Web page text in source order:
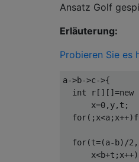
Ansatz Golf
Erläuterung:
Probieren Sie es
a->b->c->{
int r[][]=new
x=0,y,t;
for(t=(a-b)/